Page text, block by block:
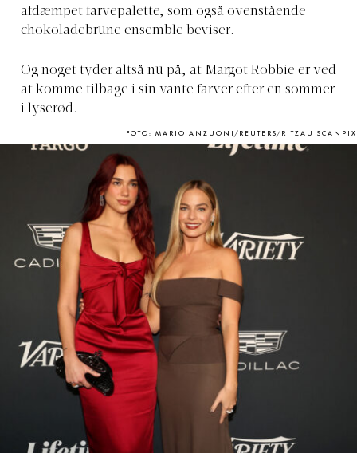
afdæmpet farvepalette, som også ovenstående
chokoladebrune ensemble beviser.
Og noget tyder altså nu på, at Margot Robbie er ved
at komme tilbage i sin vante farver efter en sommer
i lyserød.
FOTO: MARIO ANZUONI/REUTERS/RITZAU SCANPIX